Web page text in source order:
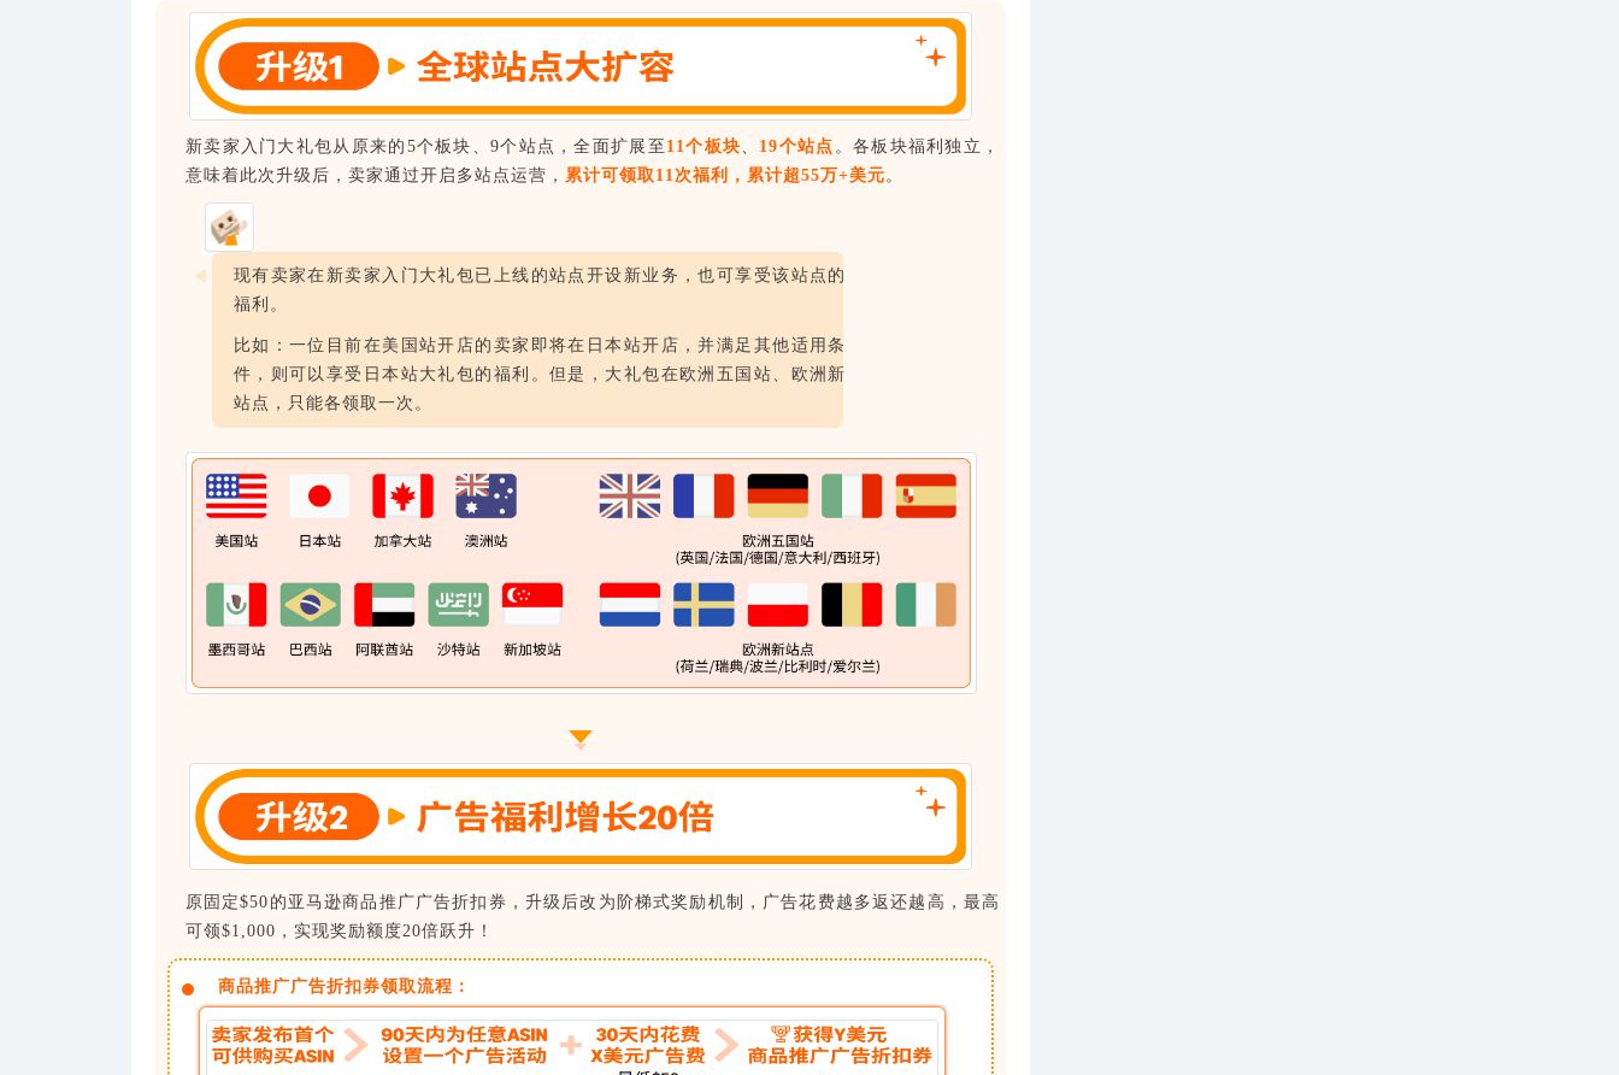
新卖家入门大礼包从原来的5个板块、9个站点，全面扩展至 11个板块、 19个站点 。各板块福利独立，
意味着此次升级后，卖家通过开启多站点运营， 累计可领取11次福利，累计超55万+美元。
现有卖家在新卖家入门大礼包已上线的站点开设新业务，也可享受该站点的
福利。
比如：一位目前在美国站开店的卖家即将在日本站开店，并满足其他适用条
件，则可以享受日本站大礼包的福利。但是，大礼包在欧洲五国站、欧洲新
站点，只能各领取一次。
原固定$50的亚马逊商品推广广告折扣券，升级后改为阶梯式奖励机制，广告花费越多返还越高，最高
可领$1,000，实现奖励额度20倍跃升！
商品推广广告折扣券领取流程：